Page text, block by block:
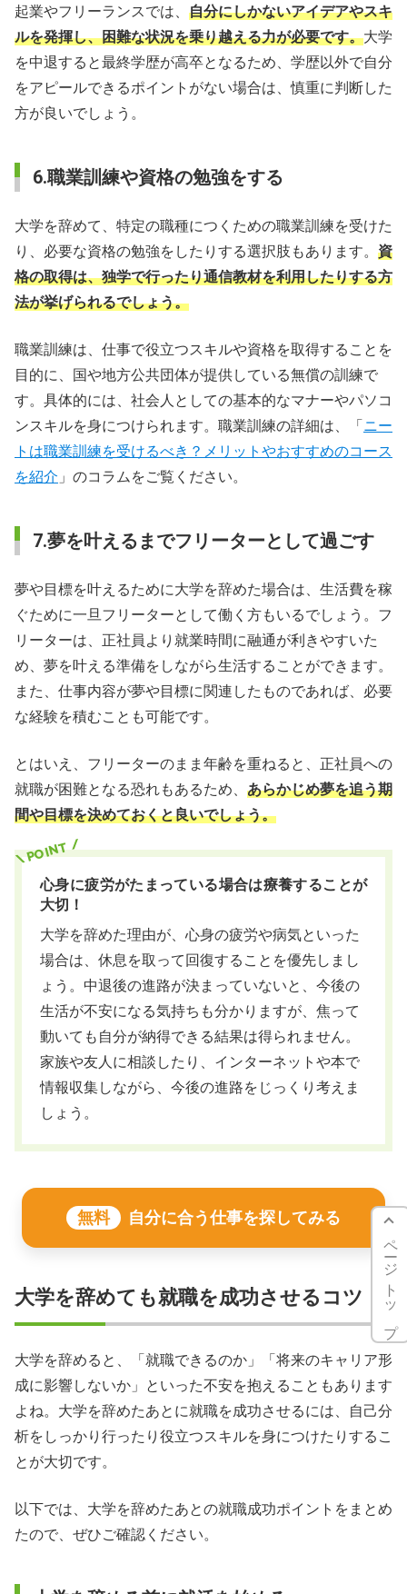
起業やフリーランスでは、 自分にしかないアイデアやスキ
ルを発揮し、困難な状況を乗り越える力が必要です。大学
を中退すると最終学歴が高卒となるため、学歴以外で自分
をアピールできるポイントがない場合は、慎重に判断した
方が良いでしょう。
6.職業訓練や資格の勉強をする
大学を辞めて、特定の職種につくための職業訓練を受けた
り、必要な資格の勉強をしたりする選択肢もあります。 資
格の取得は、独学で行ったり通信教材を利用したりする方
法が挙げられるでしょう。
職業訓練は、仕事で役立つスキルや資格を取得することを
目的に、国や地方公共団体が提供している無償の訓練で
す。具体的には、社会人としての基本的なマナーやパソコ
ンスキルを身につけられます。職業訓練の詳細は、「ニー
トは職業訓練を受けるべき？メリットやおすすめのコース
を紹介 」のコラムをご覧ください。
7.夢を叶えるまでフリーターとして過ごす
夢や目標を叶えるために大学を辞めた場合は、生活費を稼
ぐために一旦フリーターとして働く方もいるでしょう。フ
リーターは、正社員より就業時間に融通が利きやすいた
め、夢を叶える準備をしながら生活することができます。
また、仕事内容が夢や目標に関連したものであれば、必要
な経験を積むことも可能です。
とはいえ、フリーターのまま年齢を重ねると、正社員への
就職が困難となる恐れもあるため、 あらかじめ夢を追う期
間や目標を決めておくと良いでしょう。
心身に疲労がたまっている場合は療養することが
大切！
大学を辞めた理由が、心身の疲労や病気といった
場合は、休息を取って回復することを優先しまし
ょう。中退後の進路が決まっていないと、今後の
生活が不安になる気持ちも分かりますが、焦って
動いても自分が納得できる結果は得られません。
家族や友人に相談したり、インターネットや本で
情報収集しながら、今後の進路をじっくり考えま
しょう。
無料 自分に合う仕事を探してみる
大学を辞めても就職を成功させるコツ
大学を辞めると、「就職できるのか」「将来のキャリア形
成に影響しないか」といった不安を抱えることもあります
よね。大学を辞めたあとに就職を成功させるには、自己分
析をしっかり行ったり役立つスキルを身につけたりするこ
とが大切です。
以下では、大学を辞めたあとの就職成功ポイントをまとめ
たので、ぜひご確認ください。
ページトップ